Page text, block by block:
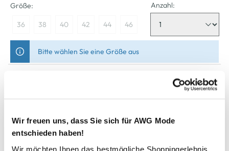
Wir freuen uns, dass Sie sich für AWG Mode
entschieden haben!
Wir möchten Ihnen das bestmögliche Shoppingerlebnis
Größe:
36 38 40 42 44 46
Anzahl:
Bitte wählen Sie eine Größe aus
Nicht mehr für den Versand verfügbar
Schneller DHL Versand: in 1–3 Werktagen